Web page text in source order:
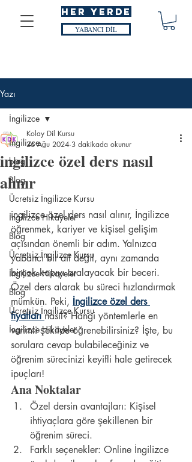
HER YERDE
YABANCI DİL
Yazı
İngilizce
blog
Blog
Ücretsiz İngilizce Kursu
İngilizce Hikayeler
Blog
Ücretsiz İngilizce Kursu
İngilizce Hikayeler
Blog
Ücretsiz İngilizce Kursu
İngilizce Hikayeler
İngilizce
ingilizce özel ders nasıl
alınır
Kolay Dil Kursu
26 Ağu 2024 3 dakikada okunur
ingilizce özel ders nasıl alınır, İngilizce
öğrenmek, kariyer ve kişisel gelişim
açısından önemli bir adım. Yalnızca
yabancı bir dil değil, aynı zamanda
birçok kapıyı aralayacak bir beceri.
Özel ders alarak bu süreci hızlandırmak
mümkün. Peki, İngilizce özel ders
fiyatları nasıl? Hangi yöntemlerle en
verimli şekilde öğrenebilirsiniz? İşte, bu
sorulara cevap bulabileceğiniz ve
öğrenim sürecinizi keyifli hale getirecek
ipuçları!
Ana Noktalar
Özel dersin avantajları: Kişisel
ihtiyaçlara göre şekillenen bir
öğrenim süreci.
Farklı seçenekler: Online İngilizce